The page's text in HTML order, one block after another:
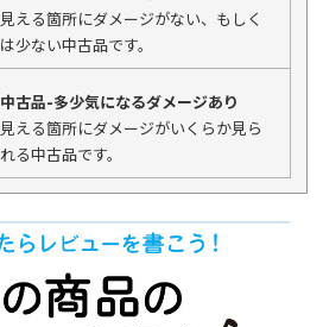
見える箇所にダメージがない、もしく
は少ない中古品です。
中古品-多少気になるダメージあり
見える箇所にダメージがいくらか見ら
れる中古品です。